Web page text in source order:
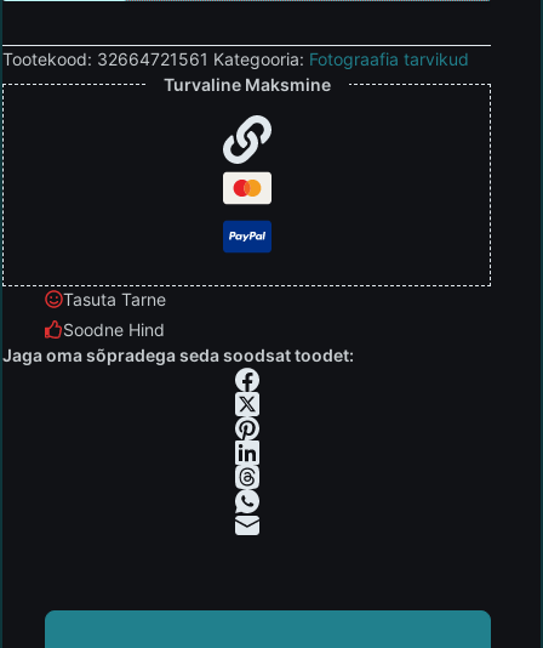
Tootekood: 32664721561 Kategooria: Fotograafia tarvikud
Turvaline Maksmine
Tasuta Tarne
Soodne Hind
Jaga oma sõpradega seda soodsat toodet: